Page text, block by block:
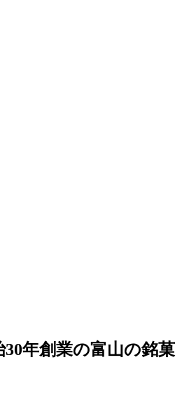
30年創業の富山の銘菓